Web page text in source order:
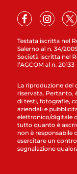
Testata iscritta nel
Salerno al n. 34/
Società iscritta nel
l’AGCOM al n. 20133
La riproduzione dei
riservata. Pertanto,
di testi, fotografie,
aziendali e
elettronico/digitale
tutto quanto è
non è responsabile
esercitare un
segnalazione